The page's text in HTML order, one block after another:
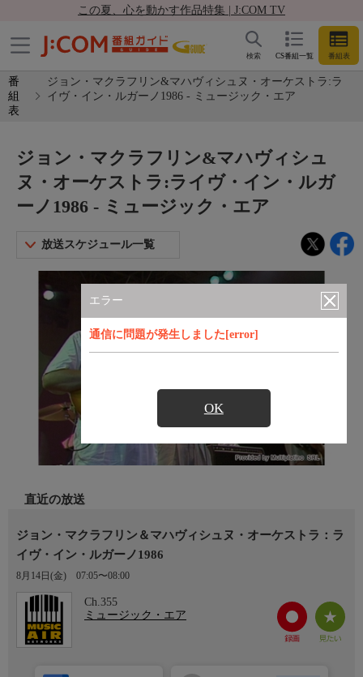
この夏、心を動かす作品特集 | J:COM TV
CS番組一覧 番組表
検索
番
組
表
ジョン・マクラフリン&マハヴィシュヌ・オーケストラ:ラ
イヴ・イン・ルガーノ1986 - ミュージック・エア
エラー
通信に問題が発生しました[error]
OK
ジョン・マクラフリン&マハヴィシュ
ヌ・オーケストラ:ライヴ・イン・ルガ
ーノ1986 - ミュージック・エア
放送スケジュール一覧
直近の放送
ジョン・マクラフリン＆マハヴィシュヌ・オーケストラ：ラ
イヴ・イン・ルガーノ1986
8月14日(金) 07:05〜08:00
Ch.355
ミュージック・エア